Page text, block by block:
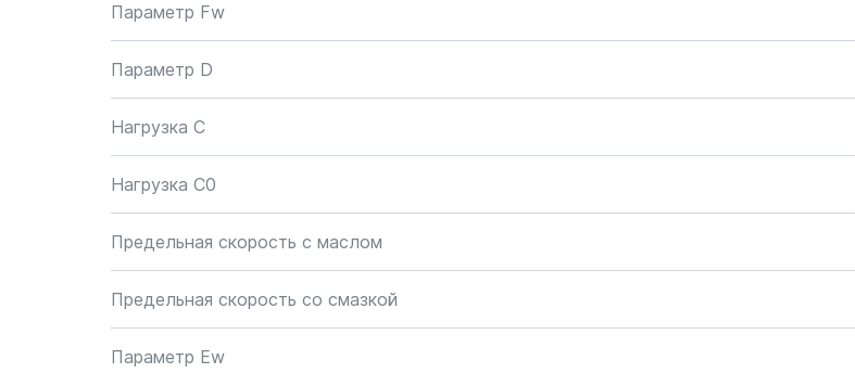
Параметр Fw
Параметр D
Нагрузка C
Нагрузка C0
Предельная скорость с маслом
Предельная скорость со смазкой
Параметр Ew